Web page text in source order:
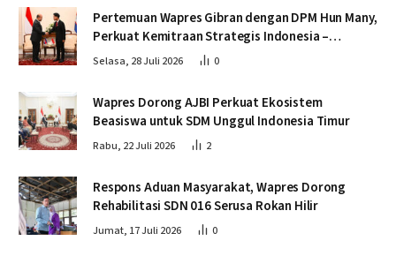
Pertemuan Wapres Gibran dengan DPM Hun Many,
Perkuat Kemitraan Strategis Indonesia –
Kamboja
Selasa, 28 Juli 2026 0
Wapres Dorong AJBI Perkuat Ekosistem
Beasiswa untuk SDM Unggul Indonesia Timur
Rabu, 22 Juli 2026 2
Respons Aduan Masyarakat, Wapres Dorong
Rehabilitasi SDN 016 Serusa Rokan Hilir
Jumat, 17 Juli 2026 0